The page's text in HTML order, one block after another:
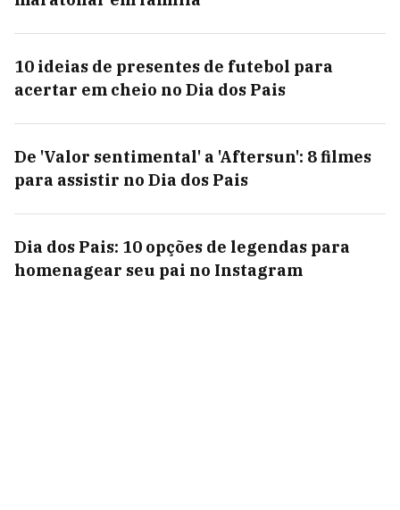
10 ideias de presentes de futebol para
acertar em cheio no Dia dos Pais
De 'Valor sentimental' a 'Aftersun': 8 filmes
para assistir no Dia dos Pais
Dia dos Pais: 10 opções de legendas para
homenagear seu pai no Instagram